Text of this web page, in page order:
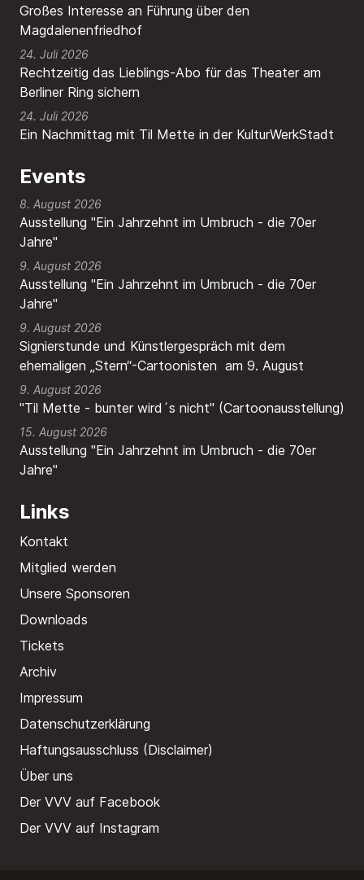
Großes Interesse an Führung über den
Magdalenenfriedhof
Rechtzeitig das Lieblings-Abo für das Theater am
Berliner Ring sichern
24. Juli 2026
Ein Nachmittag mit Til Mette in der KulturWerkStadt
24. Juli 2026
Events
8. August 2026
Ausstellung "Ein Jahrzehnt im Umbruch - die 70er
Jahre"
9. August 2026
Ausstellung "Ein Jahrzehnt im Umbruch - die 70er
Jahre"
9. August 2026
Signierstunde und Künstlergespräch mit dem
ehemaligen „Stern“-Cartoonisten am 9. August
9. August 2026
"Til Mette - bunter wird´s nicht" (Cartoonausstellung)
15. August 2026
Ausstellung "Ein Jahrzehnt im Umbruch - die 70er
Jahre"
Links
Kontakt
Mitglied werden
Unsere Sponsoren
Downloads
Tickets
Archiv
Impressum
Datenschutzerklärung
Haftungsausschluss (Disclaimer)
Über uns
Der VVV auf Facebook
Der VVV auf Instagram